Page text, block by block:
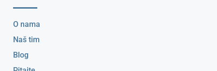
O nama
Naš tim
Blog